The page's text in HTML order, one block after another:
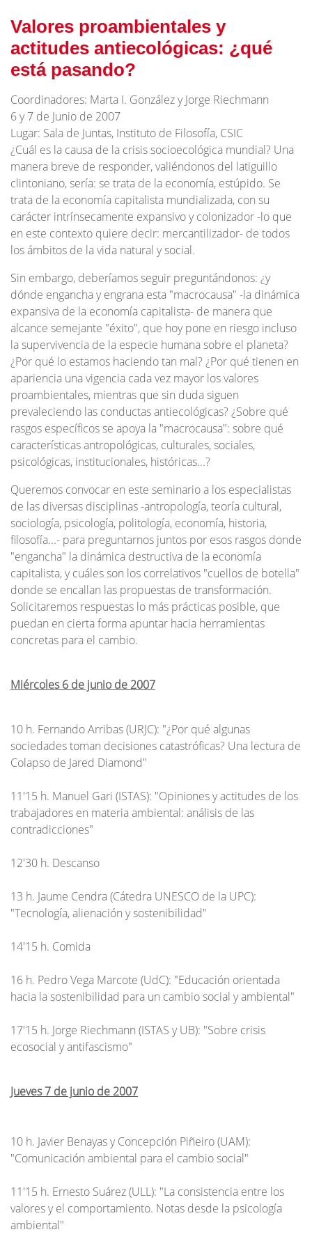
Valores proambientales y
actitudes antiecológicas: ¿qué
está pasando?
Coordinadores: Marta I. González y Jorge Riechmann
6 y 7 de Junio de 2007
Lugar: Sala de Juntas, Instituto de Filosofía, CSIC
¿Cuál es la causa de la crisis socioecológica mundial? Una
manera breve de responder, valiéndonos del latiguillo
clintoniano, sería: se trata de la economía, estúpido. Se
trata de la economía capitalista mundializada, con su
carácter intrínsecamente expansivo y colonizador -lo que
en este contexto quiere decir: mercantilizador- de todos
los ámbitos de la vida natural y social.
Sin embargo, deberíamos seguir preguntándonos: ¿y
dónde engancha y engrana esta "macrocausa" -la dinámica
expansiva de la economía capitalista- de manera que
alcance semejante "éxito", que hoy pone en riesgo incluso
la supervivencia de la especie humana sobre el planeta?
¿Por qué lo estamos haciendo tan mal? ¿Por qué tienen en
apariencia una vigencia cada vez mayor los valores
proambientales, mientras que sin duda siguen
prevaleciendo las conductas antiecológicas? ¿Sobre qué
rasgos específicos se apoya la "macrocausa": sobre qué
características antropológicas, culturales, sociales,
psicológicas, institucionales, históricas...?
Queremos convocar en este seminario a los especialistas
de las diversas disciplinas -antropología, teoría cultural,
sociología, psicología, politología, economía, historia,
filosofía...- para preguntarnos juntos por esos rasgos donde
"engancha" la dinámica destructiva de la economía
capitalista, y cuáles son los correlativos "cuellos de botella"
donde se encallan las propuestas de transformación.
Solicitaremos respuestas lo más prácticas posible, que
puedan en cierta forma apuntar hacia herramientas
concretas para el cambio.
Miércoles 6 de junio de 2007
10 h. Fernando Arribas (URJC): "¿Por qué algunas
sociedades toman decisiones catastróficas? Una lectura de
Colapso de Jared Diamond"
11'15 h. Manuel Gari (ISTAS): "Opiniones y actitudes de los
trabajadores en materia ambiental: análisis de las
contradicciones"
12'30 h. Descanso
13 h. Jaume Cendra (Cátedra UNESCO de la UPC):
"Tecnología, alienación y sostenibilidad"
14'15 h. Comida
16 h. Pedro Vega Marcote (UdC): "Educación orientada
hacia la sostenibilidad para un cambio social y ambiental"
17'15 h. Jorge Riechmann (ISTAS y UB): "Sobre crisis
ecosocial y antifascismo"
Jueves 7 de junio de 2007
10 h. Javier Benayas y Concepción Piñeiro (UAM):
"Comunicación ambiental para el cambio social"
11'15 h. Ernesto Suárez (ULL): "La consistencia entre los
valores y el comportamiento. Notas desde la psicología
ambiental"